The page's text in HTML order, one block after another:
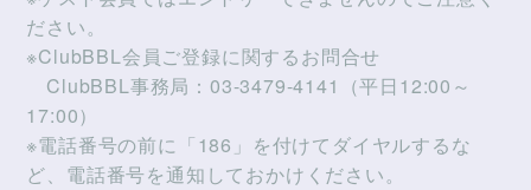
ださい。
※ClubBBL会員ご登録に関するお問合せ
ClubBBL事務局：03-3479-4141（平日12:00～
17:00）
※電話番号の前に「186」を付けてダイヤルするな
ど、電話番号を通知しておかけください。